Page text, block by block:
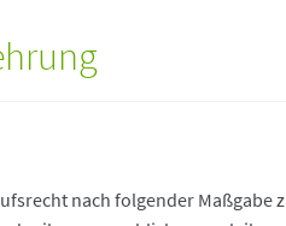
nach folgender Maßgabe